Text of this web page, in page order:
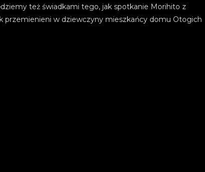
też świadkami tego, jak spotkanie Morihito z
przemienieni w dziewczyny mieszkańcy domu Otogich